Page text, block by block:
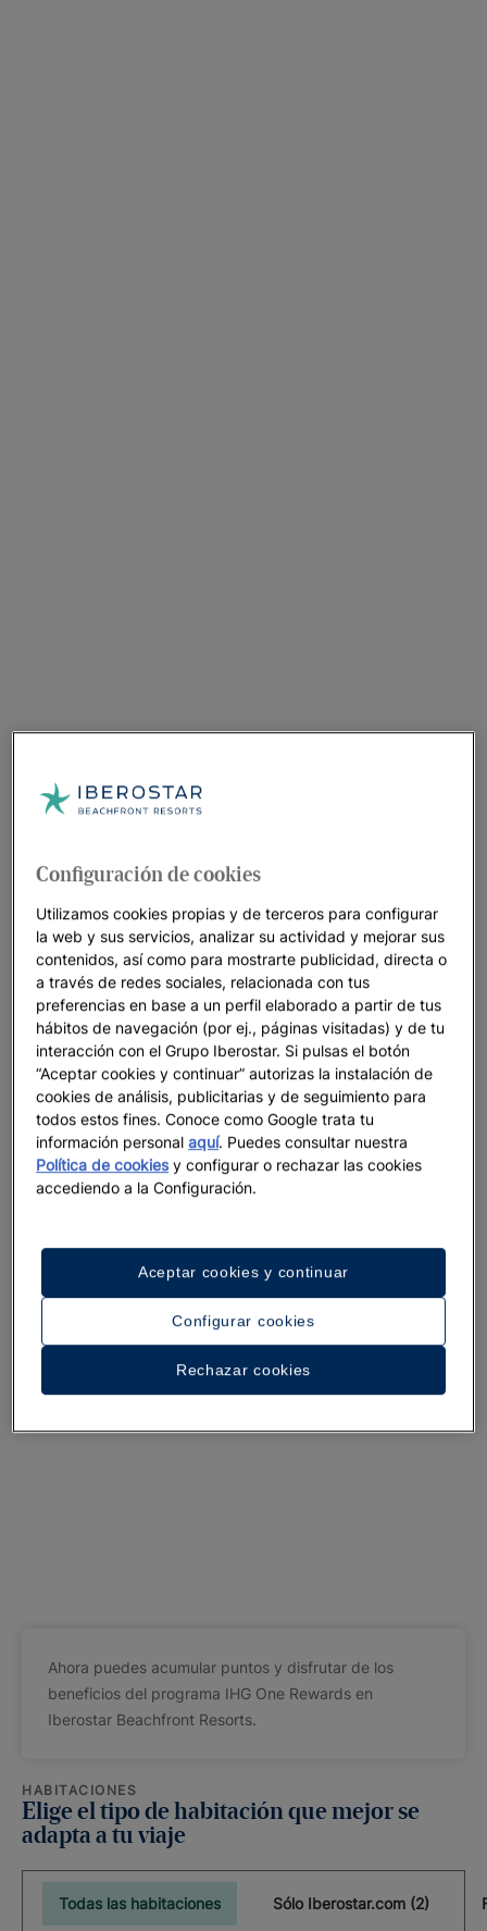
Un paseo por el hotel
Ver 36 fotos y vídeos
Ahora puedes acumular puntos y disfrutar de los
beneficios del programa IHG One Rewards en
Iberostar Beachfront Resorts.
HABITACIONES
Elige el tipo de habitación que mejor se
adapta a tu viaje
Todas las habitaciones Sólo Iberostar.com (2)
Configuración de cookies
Utilizamos cookies propias y de terceros para configurar
la web y sus servicios, analizar su actividad y mejorar sus
contenidos, así como para mostrarte publicidad, directa o
a través de redes sociales, relacionada con tus
preferencias en base a un perfil elaborado a partir de tus
hábitos de navegación (por ej., páginas visitadas) y de tu
interacción con el Grupo Iberostar. Si pulsas el botón
“Aceptar cookies y continuar” autorizas la instalación de
cookies de análisis, publicitarias y de seguimiento para
todos estos fines. Conoce como Google trata tu
información personalaquí. Puedes consultar nuestra
Política de cookiesy configurar o rechazar las cookies
accediendo a la Configuración.
Configurar cookies
Rechazar cookies
Aceptar cookies y continuar